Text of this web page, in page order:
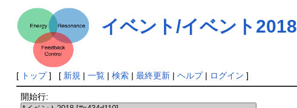
イベント/イベント2018
[ トップ] [ 新規 | 一覧| 検索| 最終更新| ヘルプ| ログイン ]
開始行: